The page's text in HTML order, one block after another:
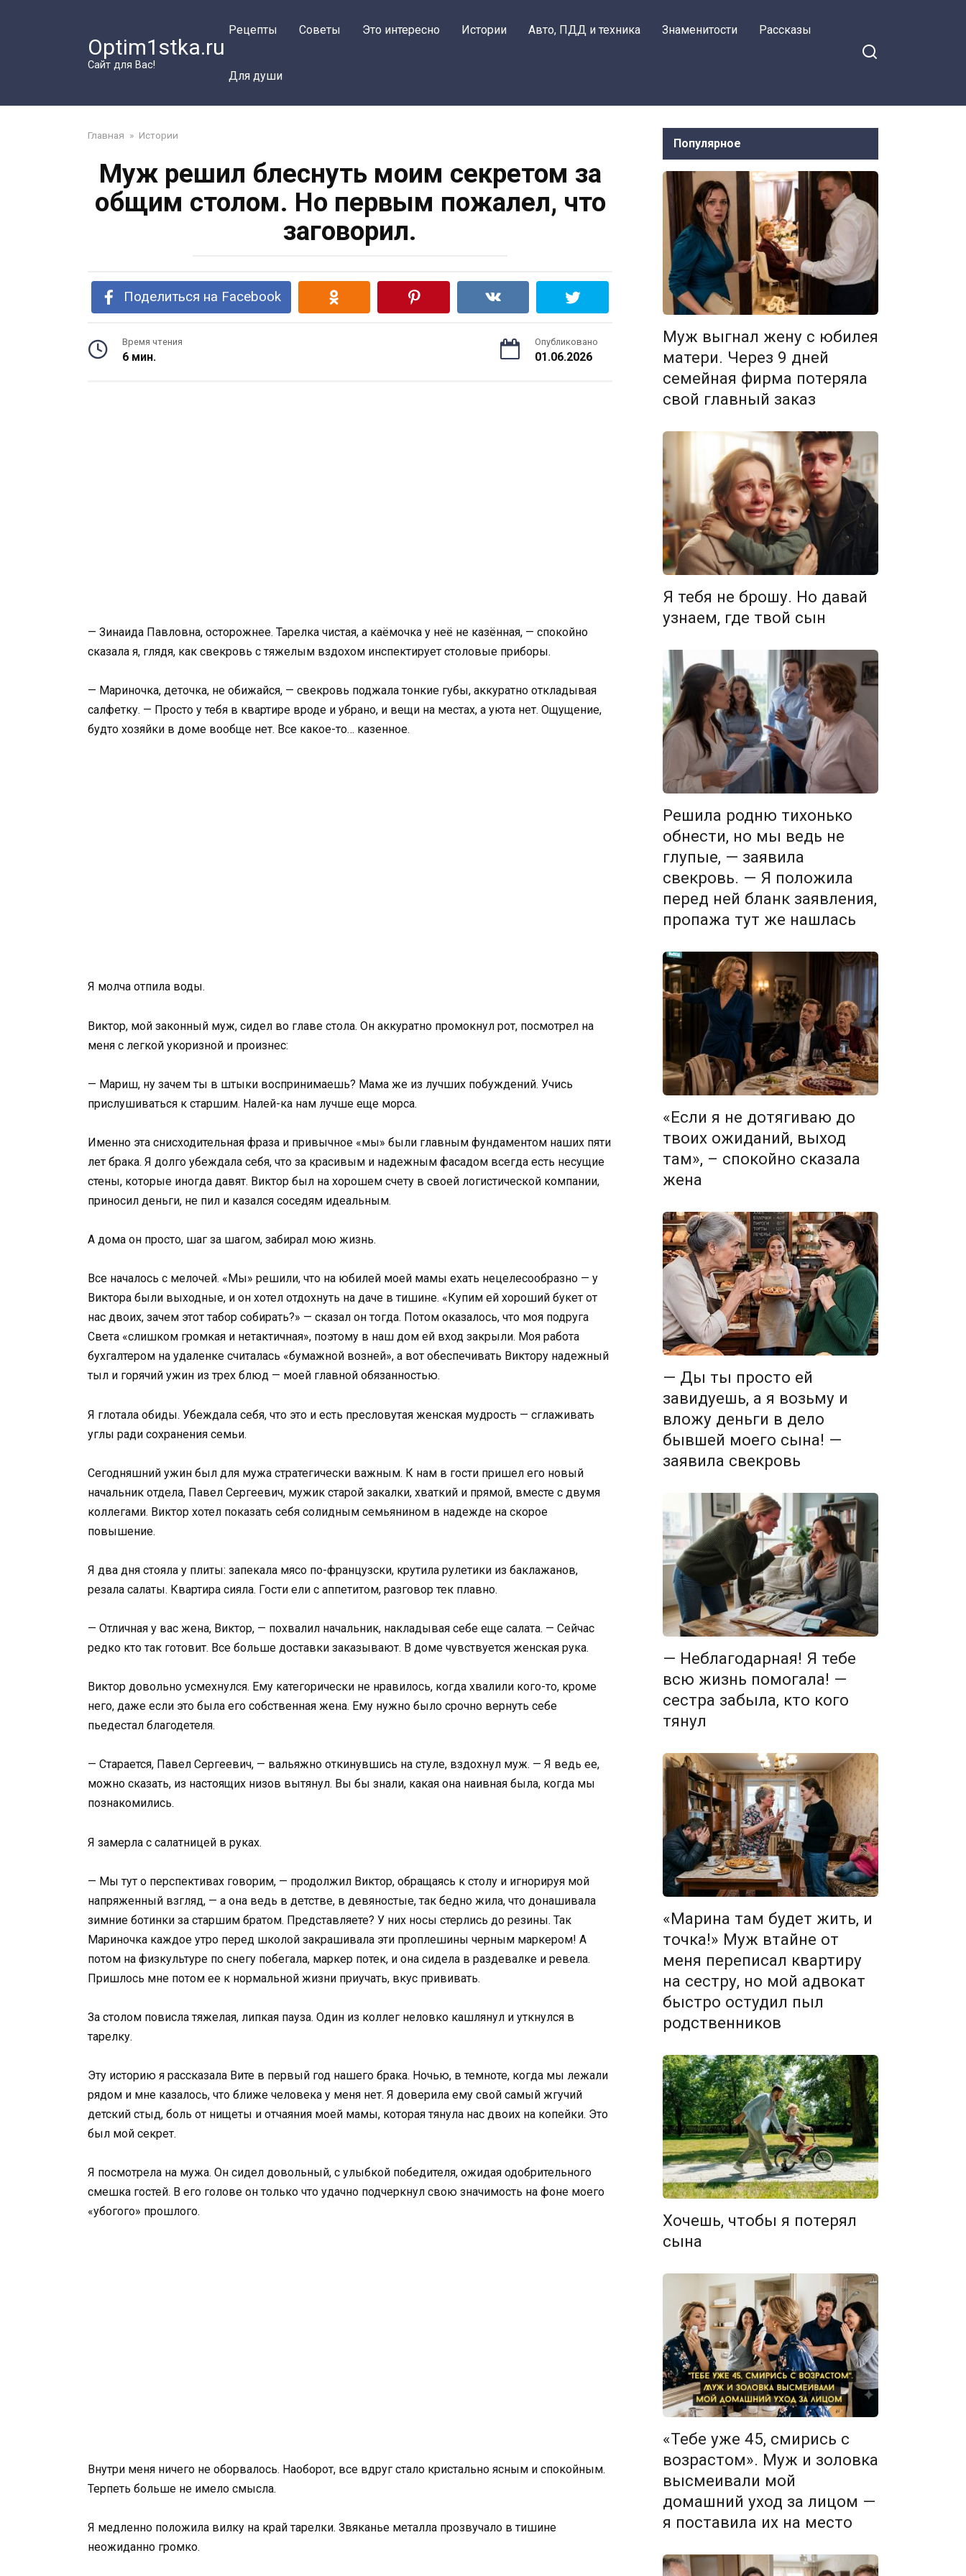
Optim1stka.ru
Сайт для Вас!
Рецепты Советы Это интересно Истории Авто, ПДД и техника Знаменитости Рассказы
Для души
Главная » Истории
Муж решил блеснуть моим секретом за
общим столом. Но первым пожалел, что
заговорил.
Поделиться на Facebook
Время чтения
6 мин.
Опубликовано
01.06.2026
— Зинаида Павловна, осторожнее. Тарелка чистая, а каёмочка у неё не казённая, — спокойно
сказала я, глядя, как свекровь с тяжелым вздохом инспектирует столовые приборы.
— Мариночка, деточка, не обижайся, — свекровь поджала тонкие губы, аккуратно откладывая
салфетку. — Просто у тебя в квартире вроде и убрано, и вещи на местах, а уюта нет. Ощущение,
будто хозяйки в доме вообще нет. Все какое-то… казенное.
Я молча отпила воды.
Виктор, мой законный муж, сидел во главе стола. Он аккуратно промокнул рот, посмотрел на
меня с легкой укоризной и произнес:
— Мариш, ну зачем ты в штыки воспринимаешь? Мама же из лучших побуждений. Учись
прислушиваться к старшим. Налей-ка нам лучше еще морса.
Именно эта снисходительная фраза и привычное «мы» были главным фундаментом наших пяти
лет брака. Я долго убеждала себя, что за красивым и надежным фасадом всегда есть несущие
стены, которые иногда давят. Виктор был на хорошем счету в своей логистической компании,
приносил деньги, не пил и казался соседям идеальным.
А дома он просто, шаг за шагом, забирал мою жизнь.
Все началось с мелочей. «Мы» решили, что на юбилей моей мамы ехать нецелесообразно — у
Виктора были выходные, и он хотел отдохнуть на даче в тишине. «Купим ей хороший букет от
нас двоих, зачем этот табор собирать?» — сказал он тогда. Потом оказалось, что моя подруга
Света «слишком громкая и нетактичная», поэтому в наш дом ей вход закрыли. Моя работа
бухгалтером на удаленке считалась «бумажной возней», а вот обеспечивать Виктору надежный
тыл и горячий ужин из трех блюд — моей главной обязанностью.
Я глотала обиды. Убеждала себя, что это и есть пресловутая женская мудрость — сглаживать
углы ради сохранения семьи.
Сегодняшний ужин был для мужа стратегически важным. К нам в гости пришел его новый
начальник отдела, Павел Сергеевич, мужик старой закалки, хваткий и прямой, вместе с двумя
коллегами. Виктор хотел показать себя солидным семьянином в надежде на скорое
повышение.
Я два дня стояла у плиты: запекала мясо по-французски, крутила рулетики из баклажанов,
резала салаты. Квартира сияла. Гости ели с аппетитом, разговор тек плавно.
— Отличная у вас жена, Виктор, — похвалил начальник, накладывая себе еще салата. — Сейчас
редко кто так готовит. Все больше доставки заказывают. В доме чувствуется женская рука.
Виктор довольно усмехнулся. Ему категорически не нравилось, когда хвалили кого-то, кроме
него, даже если это была его собственная жена. Ему нужно было срочно вернуть себе
пьедестал благодетеля.
— Старается, Павел Сергеевич, — вальяжно откинувшись на стуле, вздохнул муж. — Я ведь ее,
можно сказать, из настоящих низов вытянул. Вы бы знали, какая она наивная была, когда мы
познакомились.
Я замерла с салатницей в руках.
— Мы тут о перспективах говорим, — продолжил Виктор, обращаясь к столу и игнорируя мой
напряженный взгляд, — а она ведь в детстве, в девяностые, так бедно жила, что донашивала
зимние ботинки за старшим братом. Представляете? У них носы стерлись до резины. Так
Мариночка каждое утро перед школой закрашивала эти проплешины черным маркером! А
потом на физкультуре по снегу побегала, маркер потек, и она сидела в раздевалке и ревела.
Пришлось мне потом ее к нормальной жизни приучать, вкус прививать.
За столом повисла тяжелая, липкая пауза. Один из коллег неловко кашлянул и уткнулся в
тарелку.
Эту историю я рассказала Вите в первый год нашего брака. Ночью, в темноте, когда мы лежали
рядом и мне казалось, что ближе человека у меня нет. Я доверила ему свой самый жгучий
детский стыд, боль от нищеты и отчаяния моей мамы, которая тянула нас двоих на копейки. Это
был мой секрет.
Я посмотрела на мужа. Он сидел довольный, с улыбкой победителя, ожидая одобрительного
смешка гостей. В его голове он только что удачно подчеркнул свою значимость на фоне моего
«убогого» прошлого.
Внутри меня ничего не оборвалось. Наоборот, все вдруг стало кристально ясным и спокойным.
Терпеть больше не имело смысла.
Я медленно положила вилку на край тарелки. Звяканье металла прозвучало в тишине
неожиданно громко.
Популярное
Муж выгнал жену с юбилея
матери. Через 9 дней
семейная фирма потеряла
свой главный заказ
Я тебя не брошу. Но давай
узнаем, где твой сын
Решила родню тихонько
обнести, но мы ведь не
глупые, — заявила
свекровь. — Я положила
перед ней бланк заявления,
пропажа тут же нашлась
«Если я не дотягиваю до
твоих ожиданий, выход
там», – спокойно сказала
жена
— Ды ты просто ей
завидуешь, а я возьму и
вложу деньги в дело
бывшей моего сына! —
заявила свекровь
— Неблагодарная! Я тебе
всю жизнь помогала! —
сестра забыла, кто кого
тянул
«Марина там будет жить, и
точка!» Муж втайне от
меня переписал квартиру
на сестру, но мой адвокат
быстро остудил пыл
родственников
Хочешь, чтобы я потерял
сына
«Тебе уже 45, смирись с
возрастом». Муж и золовка
высмеивали мой
домашний уход за лицом —
я поставила их на место